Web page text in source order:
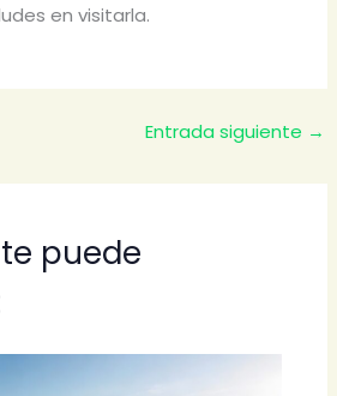
en visitarla.
Entrada siguiente →
puede